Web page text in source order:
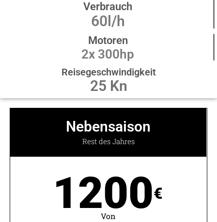
Verbrauch
60l/h
Motoren
2x 300hp
Reisegeschwindigkeit
25 Kn
Nebensaison
Rest des Jahres
1200€
Von